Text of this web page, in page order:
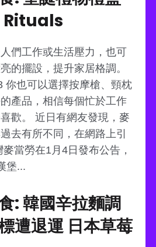
Rituals
們工作或生活壓力，也可
的擺設，提升家居格調。
你也可以選擇按摩槍、頸枕
產品，相信每個忙於工作
歡。 近日有網友發現，麥
去有所不同，在網路上引
當勞在1月4日發布公告，
堡...
: 韓國辛拉麵調
遭退運 日本草莓